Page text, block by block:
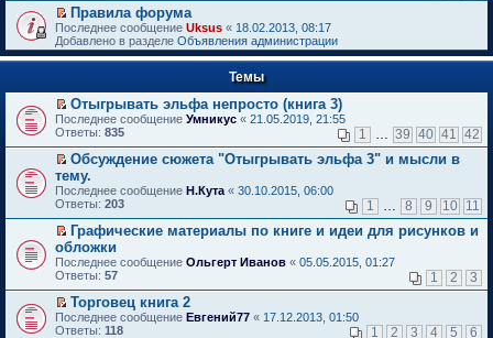
й
т
и
к
п
в
о
м
у
н
е
п
р
о
ч
и
т
а
н
о
м
у
П
е
р
е
т
и
к
п
р
о
м
у
н
е
п
р
о
ч
и
т
а
Правила форума
Последнее сообщение Uksus « 18.02.2013, 08:17
Добавлено в разделе Объявления администрации
Темы
П
е
е
й
т
и
к
п
е
р
в
о
м
у
н
е
Отыгрывать эльфа непросто (книга 3)
Последнее сообщение Умникус « 21.05.2019, 21:55
Ответы: 835 1 39 40 41 42
П
е
р
е
й
т
и
к
п
е
р
в
о
Обсуждение сюжета "Отыгрывать эльфа 3" и мысли в
тему.
Последнее сообщение Н.Кута « 30.10.2015, 06:00
Ответы: 203 1 8 9 10 11
П
е
р
е
й
и
к
Графические материалы по книге и идеи для рисунков и
обложки
Последнее сообщение Ольгерт Иванов « 05.05.2015, 01:27
Ответы: 57 1 2 3
П
е
Торговец книга 2
Последнее сообщение Евгений77 « 17.12.2013, 01:50
Ответы: 118 1 2 3 4 5 6